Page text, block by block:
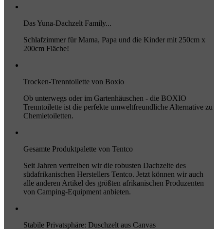
Das Yuna-Dachzelt Family...
Schlafzimmer für Mama, Papa und die Kinder mit 250cm x
200cm Fläche!
Trocken-Trenntoilette von Boxio
Ob unterwegs oder im Gartenhäuschen - die BOXIO
Trenntoilette ist die perfekte umweltfreundliche Alternative zu
Chemietoiletten.
Gesamte Produktpalette von Tentco
Seit Jahren vertreiben wir die robusten Dachzelte des
südafrikanischen Herstellers Tentco. Jetzt können wir auch
alle anderen Artikel des größten afrikanischen Produzenten
von Camping-Equipment anbieten.
Stabile Privatsphäre: Duschzelt aus Canvas